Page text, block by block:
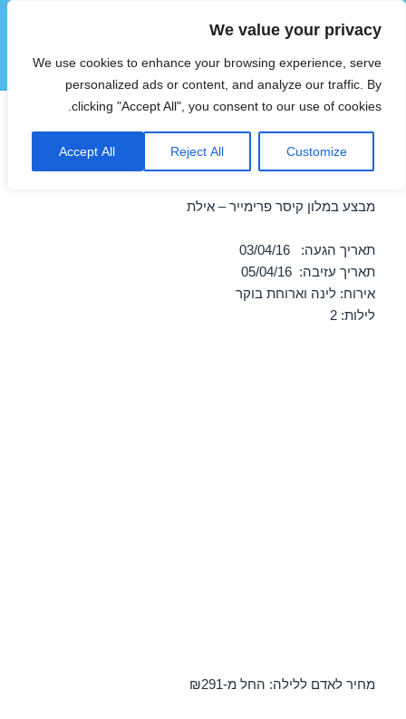
We value your privacy
We use cookies to enhance your browsing experience, serve
personalized ads or content, and analyze our traffic. By
clicking "Accept All", you consent to our use of cookies.
Customize
Reject All
Accept All
הוטצימר
תפריטים
ווידג'טים
מבצע במלון קיסר פרימייר –
אילת 03/04/2016
מבצע במלון קיסר פרימייר – אילת
תאריך הגעה: 03/04/16
תאריך עזיבה: 05/04/16
אירוח: לינה וארוחת בוקר
לילות: 2
מחיר לאדם ללילה: החל מ-₪291